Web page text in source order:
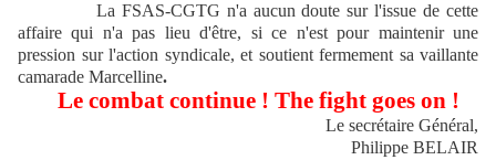
La FSAS-CGTG n'a aucun doute sur l'issue de cette
affaire qui n'a pas lieu d'être, si ce n'est pour maintenir une
pression sur l'action syndicale, et soutient fermement sa vaillante
camarade Marcelline.
Le combat continue ! The fight goes on !
Le secrétaire Général,
Philippe BELAIR